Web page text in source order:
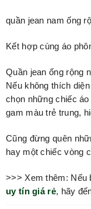
quần jean nam ống
Kết hợp cùng áo
Quần jean ống rộng
Nếu không thích
chọn những chiếc
gam màu trẻ trung,
Cũng đừng quên
hay một chiếc vòng
>>> Xem thêm: Nếu
uy tín giá rẻ, hãy